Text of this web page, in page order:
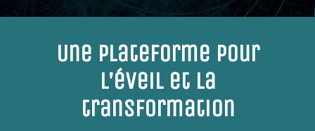
Une plateforme pour
l’éveil et la
transformation